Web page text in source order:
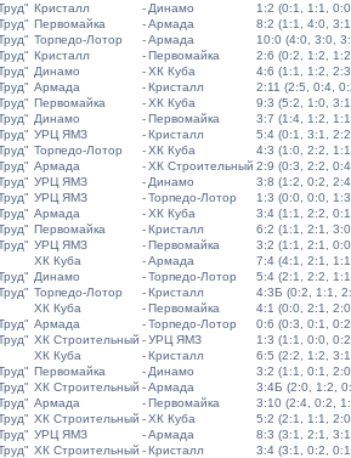
Кристалл - Динамо
1:2 (0:1, 1:1,
Первомайка -Армада
8:2 (1:1, 4:0,
Торпедо-Лотор -Армада
10:0 (4:0, 3:0,
Кристалл -Первомайка
2:6 (0:2, 1:2,
Динамо -ХК Куба
4:6 (1:1, 1:2,
Армада -Кристалл
2:11 (2:5, 0:4,
Первомайка -ХК Куба
9:3 (5:2, 1:0,
Динамо -Первомайка
3:7 (1:4, 1:2,
УРЦ ЯМЗ -Кристалл
5:4 (0:1, 3:1,
Торпедо-Лотор -ХК Куба
4:3 (1:0, 2:2,
Армада -ХК Строительный 2:9 (0:3, 2:2,
УРЦ ЯМЗ - Динамо
3:8 (1:2, 0:2,
УРЦ ЯМЗ -Торпедо-Лотор
1:3 (0:0, 0:0,
Армада -ХК Куба
3:4 (1:1, 2:2,
Первомайка -Кристалл
6:2 (1:1, 2:1,
УРЦ ЯМЗ -Первомайка
3:2 (1:1, 2:1,
ХК Куба -Армада
7:4 (4:1, 2:1,
Динамо -Торпедо-Лотор
5:4 (2:1, 2:2,
Торпедо-Лотор -Кристалл
4:3Б (0:2, 1:1,
ХК Куба -Первомайка
4:1 (0:0, 2:1,
Армада -Торпедо-Лотор
0:6 (0:3, 0:1,
ХК Строительный -УРЦ ЯМЗ
1:3 (1:1, 0:0,
ХК Куба -Кристалл
6:5 (2:2, 1:2,
Первомайка - Динамо
3:2 (1:1, 0:1,
ХК Строительный -Армада
3:4Б (2:0, 1:2,
Армада -Первомайка
3:10 (2:4, 0:2,
ХК Строительный -ХК Куба
5:2 (2:1, 1:1,
УРЦ ЯМЗ -Армада
8:3 (3:1, 2:1,
ХК Строительный -Кристалл
3:4 (3:1, 0:2,